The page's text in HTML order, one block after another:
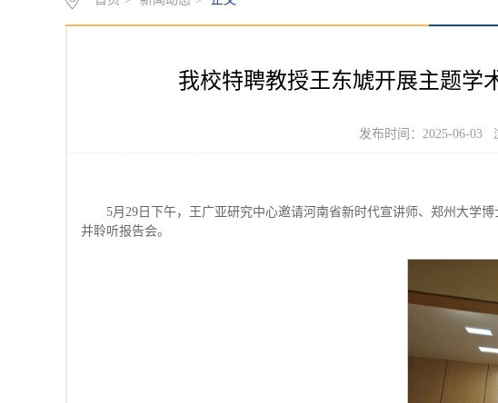
我校特聘教授王东虓开展主题学
发布时间：2025-06-03
5月29日下午，王广亚研究中心邀请河南省新时代宣讲师、郑州大学
并聆听报告会。